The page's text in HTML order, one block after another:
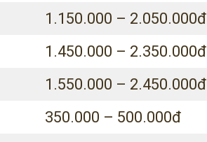
1.150.000 – 2.050.000đ
1.450.000 – 2.350.000đ
1.550.000 – 2.450.000đ
350.000 – 500.000đ